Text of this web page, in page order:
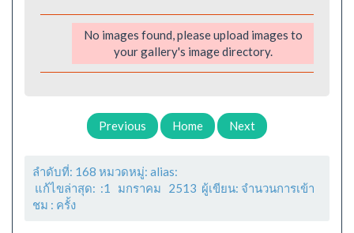
No images found, please upload images to
your gallery's image directory.
Previous Home Next
ลำดับที่: 168 หมวดหมู่: alias:
แก้ไขล่าสุด: :1 มกราคม 2513 ผู้เขียน: จำนวนการเข้า
ชม : ครั้ง